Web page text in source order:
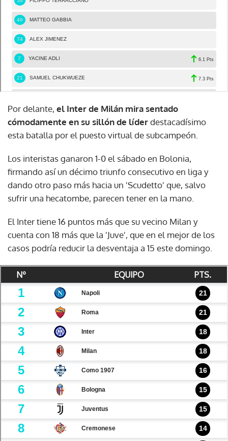
Por delante, el Inter de Milán mira sentado
cómodamente en su sillón de líderdestacadísimo
esta batalla por el puesto virtual de subcampeón.
Los interistas ganaron 1-0 el sábado en Bolonia,
firmando así un décimo triunfo consecutivo en liga y
dando otro paso más hacia un 'Scudetto' que, salvo
sufrir una hecatombe, parecen tener en la mano.
El Inter tiene 16 puntos más que su vecino Milan y
cuenta con 18 más que la 'Juve', que en el mejor de los
casos podría reducir la desventaja a 15 este domingo.